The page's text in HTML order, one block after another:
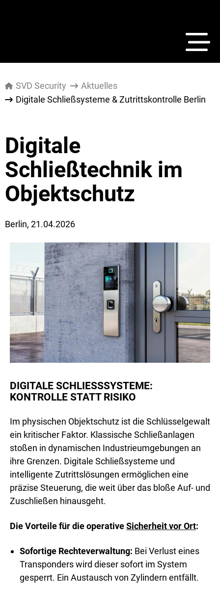
SVD Security
Aktuelles
Digitale Schließsysteme & Zutrittskontrolle Berlin
Digitale
Schließtechnik im
Objektschutz
Berlin, 21.04.2026
DIGITALE SCHLIESSSYSTEME: K
ONTROLLE STATT RISIKO
Im physischen Objektschutz ist die Schlüsselgewalt
ein kritischer Faktor. Klassische Schließanlagen
stoßen in dynamischen Industrieumgebungen an
ihre Grenzen. Digitale Schließsysteme und
intelligente Zutrittslösungen ermöglichen eine
präzise Steuerung, die weit über das bloße Auf- und
Zuschließen hinausgeht.
Die Vorteile für die operativeSicherheit vor Ort:
Sofortige Rechteverwaltung: Bei Verlust eines
Transponders wird dieser sofort im System
gesperrt. Ein Austausch von Zylindern entfällt.